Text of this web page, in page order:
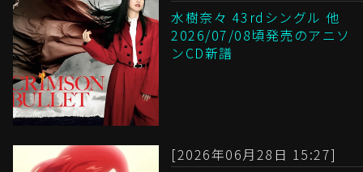
水樹奈々 43rdシングル 他
2026/07/08頃発売のアニソ
ンCD新譜
[2026年06月28日 15:27]